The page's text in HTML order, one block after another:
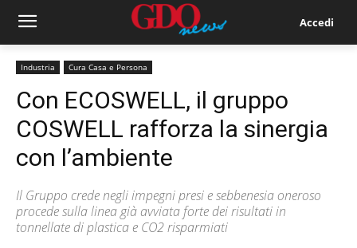
Accedi
Industria Cura Casa e Persona
Con ECOSWELL, il gruppo
COSWELL rafforza la sinergia
con l’ambiente
Il Gruppo crede negli impegni presi e sebbenesia oneroso
procede sulla linea già avviata forte dei risultati in
tonnellate di plastica e CO2 risparmiati